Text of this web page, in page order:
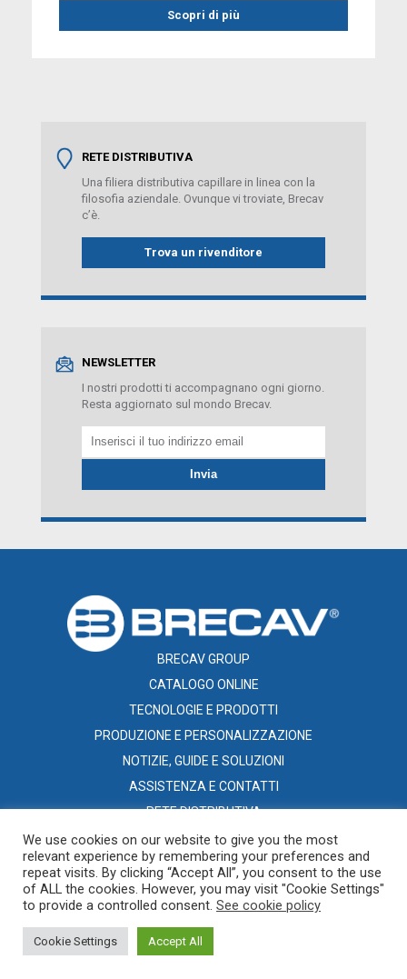
Scopri di più
RETE DISTRIBUTIVA
Una filiera distributiva capillare in linea con la
filosofia aziendale. Ovunque vi troviate, Brecav
c’è.
Trova un rivenditore
NEWSLETTER
I nostri prodotti ti accompagnano ogni giorno.
Resta aggiornato sul mondo Brecav.
BRECAV GROUP
CATALOGO ONLINE
TECNOLOGIE E PRODOTTI
PRODUZIONE E PERSONALIZZAZIONE
NOTIZIE, GUIDE E SOLUZIONI
ASSISTENZA E CONTATTI
RETE DISTRIBUTIVA
Sviluppato da iInformatica
We use cookies on our website to give you the most
relevant experience by remembering your preferences and
repeat visits. By clicking “Accept All”, you consent to the use
of ALL the cookies. However, you may visit "Cookie Settings"
to provide a controlled consent. See cookie policy
Cookie Settings Accept All